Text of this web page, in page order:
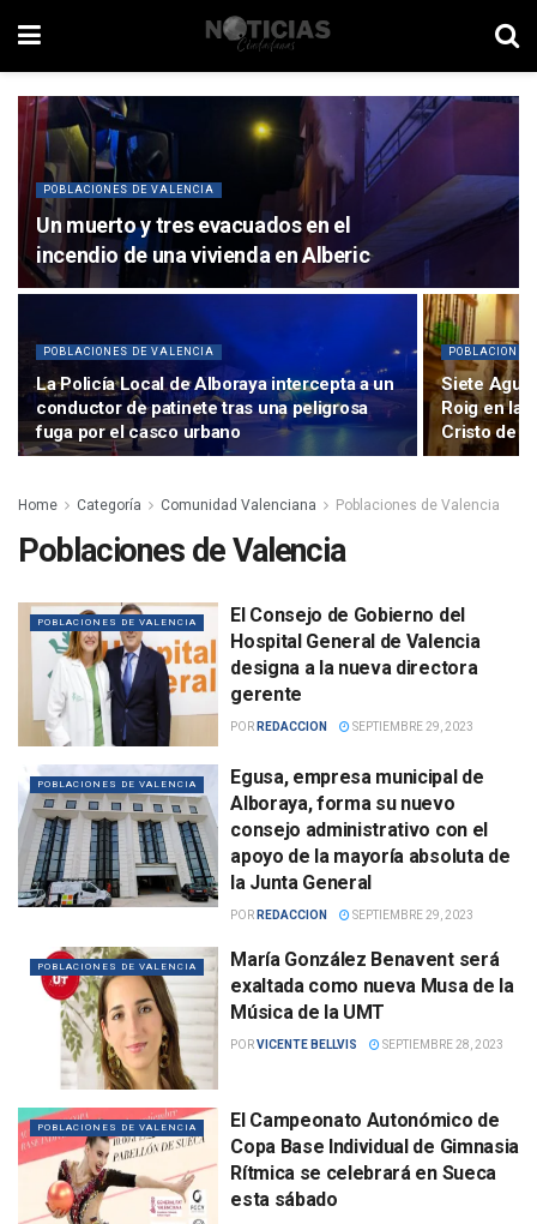
POBLACIONES DE VALENCIA
Un muerto y tres evacuados en el
incendio de una vivienda en Alberic
POBLACIONES DE VALENCIA
La Policía Local de Alboraya intercepta a un
conductor de patinete tras una peligrosa
fuga por el casco urbano
Siete
Roig en la
Cristo de
Home Categoría Comunidad Valenciana Poblaciones de Valencia
Poblaciones de Valencia
POBLACIONES DE VALENCIA
El Consejo de Gobierno del
Hospital General de Valencia
designa a la nueva directora
gerente
POR REDACCION SEPTIEMBRE 29, 2023
POBLACIONES DE VALENCIA
Egusa, empresa municipal de
Alboraya, forma su nuevo
consejo administrativo con el
apoyo de la mayoría absoluta de
la Junta General
POR REDACCION SEPTIEMBRE 29, 2023
POBLACIONES DE VALENCIA
María González Benavent será
exaltada como nueva Musa de la
Música de la UMT
PORVICENTE BELLVIS SEPTIEMBRE 28, 2023
POBLACIONES DE VALENCIA
El Campeonato Autonómico de
Copa Base Individual de Gimnasia
Rítmica se celebrará en Sueca
esta sábado